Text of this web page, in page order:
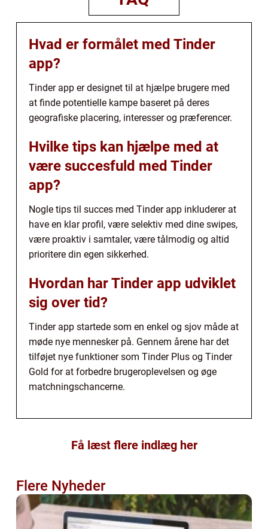
Hvad er formålet med Tinder
app?
Tinder app er designet til at hjælpe brugere med
at finde potentielle kampe baseret på deres
geografiske placering, interesser og præferencer.
Hvilke tips kan hjælpe med at
være succesfuld med Tinder
app?
Nogle tips til succes med Tinder app inkluderer at
have en klar profil, være selektiv med dine swipes,
være proaktiv i samtaler, være tålmodig og altid
prioritere din egen sikkerhed.
Hvordan har Tinder app udviklet
sig over tid?
Tinder app startede som en enkel og sjov måde at
møde nye mennesker på. Gennem årene har det
tilføjet nye funktioner som Tinder Plus og Tinder
Gold for at forbedre brugeroplevelsen og øge
matchningschancerne.
Få læst flere indlæg her
Flere Nyheder